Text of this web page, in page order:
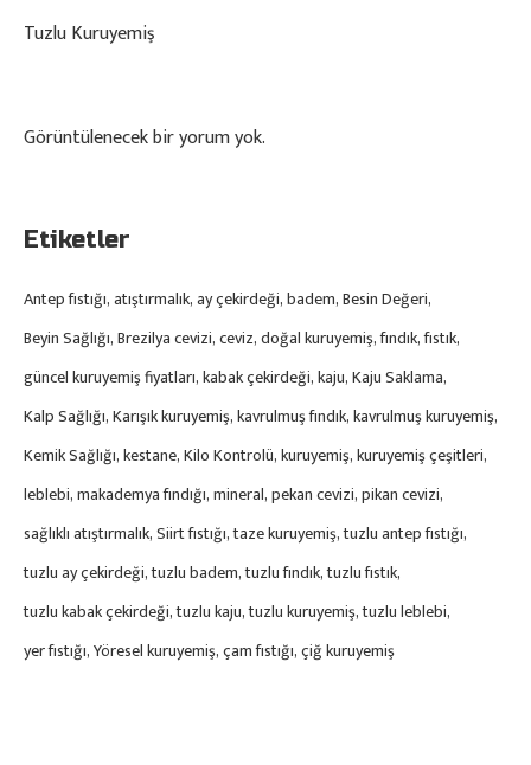
Tuzlu Kuruyemiş
Görüntülenecek bir yorum yok.
Etiketler
Antep fıstığı atıştırmalık ay çekirdeği badem Besin Değeri
Beyin Sağlığı Brezilya cevizi ceviz doğal kuruyemiş fındık fıstık
güncel kuruyemiş fiyatları kabak çekirdeği kaju Kaju Saklama
Kalp Sağlığı Karışık kuruyemiş kavrulmuş fındık kavrulmuş kuruyemiş
Kemik Sağlığı kestane Kilo Kontrolü kuruyemiş kuruyemiş çeşitleri
leblebi makademya fındığı mineral pekan cevizi pikan cevizi
sağlıklı atıştırmalık Siirt fıstığı taze kuruyemiş tuzlu antep fıstığı
tuzlu ay çekirdeği tuzlu badem tuzlu fındık tuzlu fıstık
tuzlu kabak çekirdeği tuzlu kaju tuzlu kuruyemiş tuzlu leblebi
yer fıstığı Yöresel kuruyemiş çam fıstığı çiğ kuruyemiş